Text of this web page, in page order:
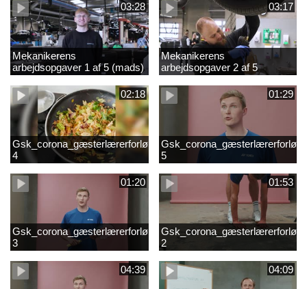
03:28
Mekanikerens
arbejdsopgaver 1 af 5 (mads)
03:17
Mekanikerens
arbejdsopgaver 2 af 5
(magnus)
02:18
Gsk_corona_gæsterlærerforløb_Axelsen_del
4
01:29
5
01:20
Gsk_corona_gæsterlærerforløb_Axelsen_del
3
01:53
2
04:39 04:09